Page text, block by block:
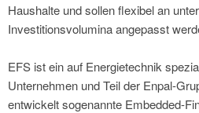
Haushalte und sollen flexibel an
Investitionsvolumina angepasst
EFS ist ein auf Energietechnik
Unternehmen und Teil der Enpal-
entwickelt sogenannte Embedded-